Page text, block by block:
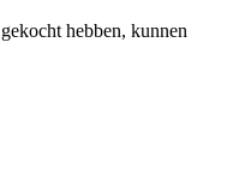
hebben, kunnen